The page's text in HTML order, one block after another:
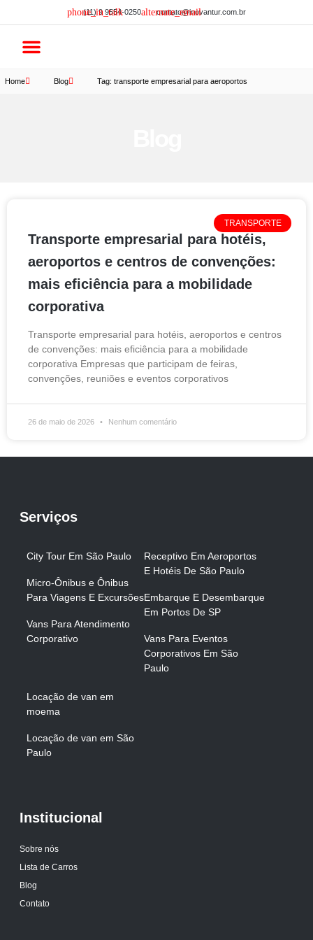
(11) 9 9554-0250 contato@inovantur.com.br
Home Blog Tag: transporte empresarial para aeroportos
TRANSPORTE
Transporte empresarial para hotéis,
aeroportos e centros de convenções:
mais eficiência para a mobilidade
corporativa
Transporte empresarial para hotéis, aeroportos e centros
de convenções: mais eficiência para a mobilidade
corporativa Empresas que participam de feiras,
convenções, reuniões e eventos corporativos
26 de maio de 2026 Nenhum comentário
Serviços
City Tour Em São Paulo
Micro-Ônibus e Ônibus
Para Viagens E Excursões
Vans Para Atendimento
Corporativo
Receptivo Em Aeroportos
E Hotéis De São Paulo
Embarque E Desembarque
Em Portos De SP
Vans Para Eventos
Corporativos Em São
Paulo
Locação de van em
moema
Locação de van em São
Paulo
Institucional
Sobre nós
Lista de Carros
Blog
Contato